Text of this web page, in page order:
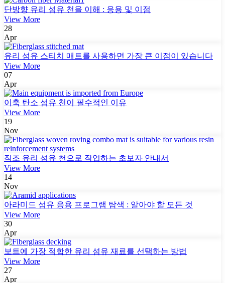
단방향 유리 섬유 천을 이해 : 응용 및 이점
View More
28
Apr
유리 섬유 스티치 매트를 사용하면 가장 큰 이점이 있습니다
View More
07
Apr
이축 탄소 섬유 천이 필수적인 이유
View More
19
Nov
직조 유리 섬유 천으로 작업하는 초보자 안내서
View More
14
Nov
아라미드 섬유 응용 프로그램 탐색 : 알아야 할 모든 것
View More
30
Apr
보트에 가장 적합한 유리 섬유 재료를 선택하는 방법
View More
27
Apr